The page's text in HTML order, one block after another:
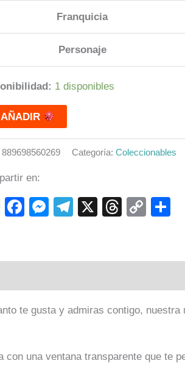
Franquicia
Personaje
1 disponibles
AÑADIR
889698560269 Categoría: Coleccionables
en:
WhatsApp
Facebook
Messenger
Telegram
X Threads
Copy
te gusta y admiras contigo, nuestra
con una ventana transparente que te